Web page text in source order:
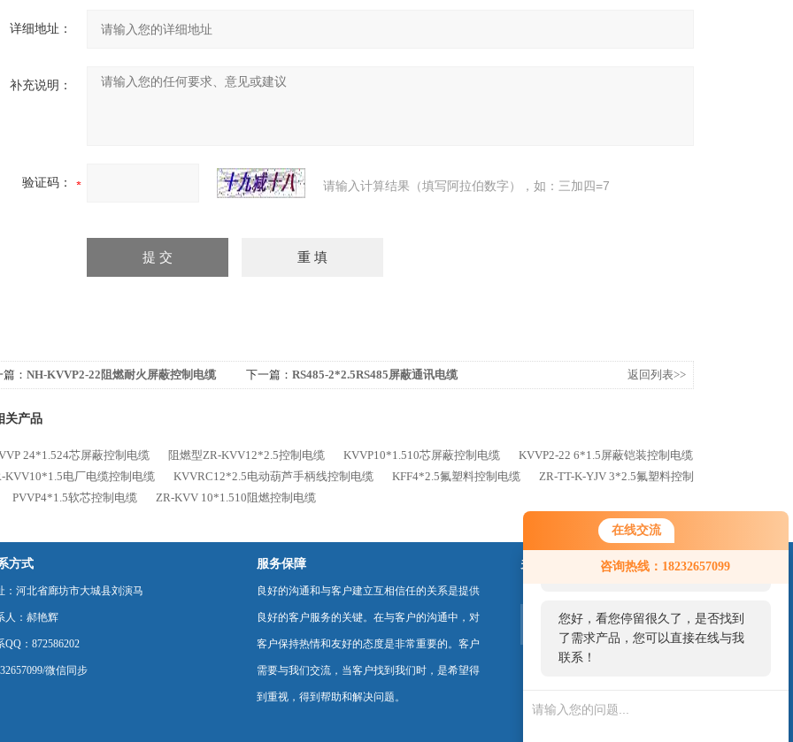
在线交流
咨询热线：18232657099
您好！欢迎前来咨询，很高兴为您
服务，请问您要咨询什么问题呢？
您好，看您停留很久了，是否找到
了需求产品，您可以直接在线与我
联系！
详细地址：
补充说明：
验证码： 请输入计算结果（填写阿拉伯数字），如：三加四=7
： NH-KVVP2-22阻燃耐火屏蔽控制电缆 下一篇： RS485-2*2.5RS485屏蔽通讯电缆 返回列表>>
关产品
24*1.524芯屏蔽控制电缆 阻燃型ZR-KVV12*2.5控制电缆 KVVP10*1.510芯屏蔽控制电缆
KVVP2-22 6*1.5屏蔽铠装控制电缆
KVV10*1.5电厂电缆控制电缆
KVVRC12*2.5电动葫芦手柄线控制电缆 KFF4*2.5氟塑料控制电缆
ZR-TT-K-YJV 3*2.5氟塑料控制
PVVP4*1.5软芯控制电缆 ZR-KVV 10*1.510阻燃控制电缆
方式
：河北省廊坊市大城县刘演马
人：郝艳辉
QQ：872586202
微信同步
服务保障
良好的沟通和与客户建立互相信任的关系是提供
良好的客户服务的关键。在与客户的沟通中，对
客户保持热情和友好的态度是非常重要的。客户
需要与我们交流，当客户找到我们时，是希望得
到重视，得到帮助和解决问题。
关注我们